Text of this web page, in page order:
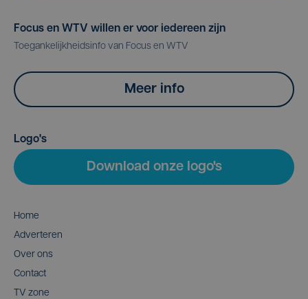
Focus en WTV willen er voor iedereen zijn
Toegankelijkheidsinfo van Focus en WTV
Meer info
Logo's
Download onze logo's
Home
Adverteren
Over ons
Contact
TV zone